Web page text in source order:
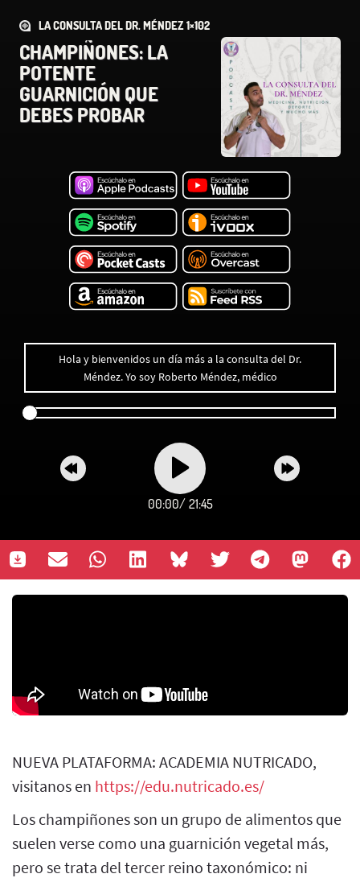
LA CONSULTA DEL DR. MÉNDEZ 1×102
CHAMPIÑONES: LA
POTENTE
GUARNICIÓN QUE
DEBES PROBAR
Hola y bienvenidos un día más a la consulta del Dr.
Méndez. Yo soy Roberto Méndez, médico
00:00/ 21:45
NUEVA PLATAFORMA: ACADEMIA NUTRICADO,
visitanos en https://edu.nutricado.es/
Los champiñones son un grupo de alimentos que
suelen verse como una guarnición vegetal más,
pero se trata del tercer reino taxonómico: ni